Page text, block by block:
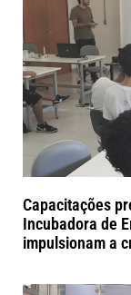
Capacitações
Incubadora de
impulsionam a